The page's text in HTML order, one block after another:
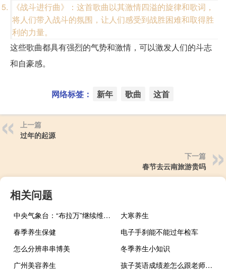
《战斗进行曲》：这首歌曲以其激情四溢的旋律和歌词，
将人们带入战斗的氛围，让人们感受到战胜困难和取得胜
利的力量。
这些歌曲都具有强烈的气势和激情，可以激发人们的斗志
和自豪感。
网络标签： 新年 歌曲 这首
上一篇
过年的起源
下一篇
春节去云南旅游贵吗
相关问题
中央气象台：“布拉万”继续维持超强台风
大寒养生
春季养生保健
电子手刹能不能过年检车
怎么分辨串串博美
冬季养生小知识
广州美容养生
孩子英语成绩差怎么跟老师沟通